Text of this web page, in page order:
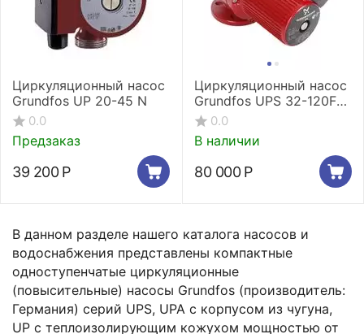
В данном разделе нашего каталога насосов и
водоснабжения представлены компактные
одноступенчатые циркуляционные
(повысительные) насосы Grundfos (производитель:
Германия) серий UPS, UPA с корпусом из чугуна,
UP с теплоизолирующим кожухом мощностью от
Циркуляционный насос
Grundfos UP 20-45 N
0.0
Предзаказ
39 200 Р
Циркуляционный насос
Grundfos UPS 32-120F
220V
0.0
В наличии
80 000 Р